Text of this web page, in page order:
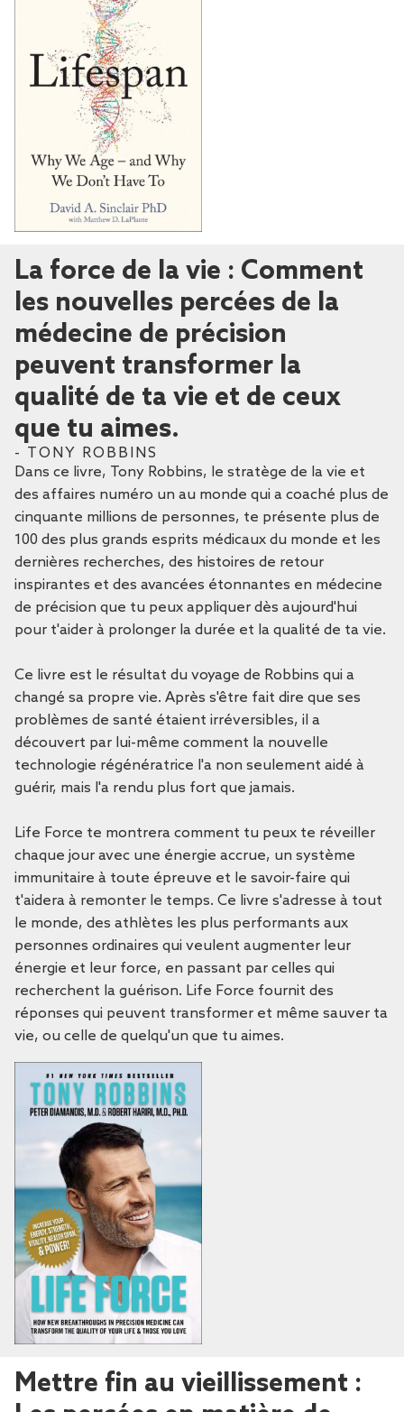
La force de la vie : Comment
les nouvelles percées de la
médecine de précision
peuvent transformer la
qualité de ta vie et de ceux
que tu aimes.
- TONY ROBBINS
Dans ce livre, Tony Robbins, le stratège de la vie et
des affaires numéro un au monde qui a coaché plus de
cinquante millions de personnes, te présente plus de
100 des plus grands esprits médicaux du monde et les
dernières recherches, des histoires de retour
inspirantes et des avancées étonnantes en médecine
de précision que tu peux appliquer dès aujourd'hui
pour t'aider à prolonger la durée et la qualité de ta vie.
Ce livre est le résultat du voyage de Robbins qui a
changé sa propre vie. Après s'être fait dire que ses
problèmes de santé étaient irréversibles, il a
découvert par lui-même comment la nouvelle
technologie régénératrice l'a non seulement aidé à
guérir, mais l'a rendu plus fort que jamais.
Life Force te montrera comment tu peux te réveiller
chaque jour avec une énergie accrue, un système
immunitaire à toute épreuve et le savoir-faire qui
t'aidera à remonter le temps. Ce livre s'adresse à tout
le monde, des athlètes les plus performants aux
personnes ordinaires qui veulent augmenter leur
énergie et leur force, en passant par celles qui
recherchent la guérison. Life Force fournit des
réponses qui peuvent transformer et même sauver ta
vie, ou celle de quelqu'un que tu aimes.
Mettre fin au vieillissement :